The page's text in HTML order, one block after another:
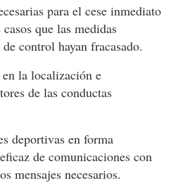
para el cese inmediato
que las medidas
control hayan fracasado.
la localización e
de las conductas
deportivas en forma
de comunicaciones con
mensajes necesarios.